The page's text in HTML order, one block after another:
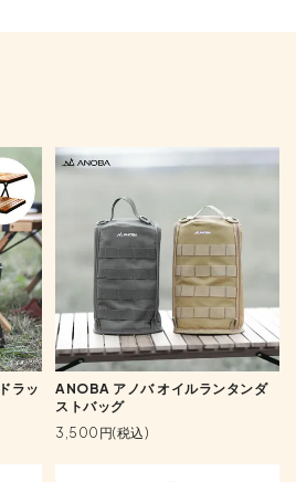
ラッ
ANOBA アノバ オイルランタンダ
ストバッグ
3,500円(税込)